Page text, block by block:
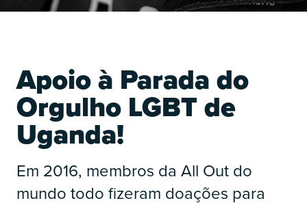
Apoio à Parada do
Orgulho LGBT de
Uganda!
Em 2016, membros da All Out do
mundo todo fizeram doações para